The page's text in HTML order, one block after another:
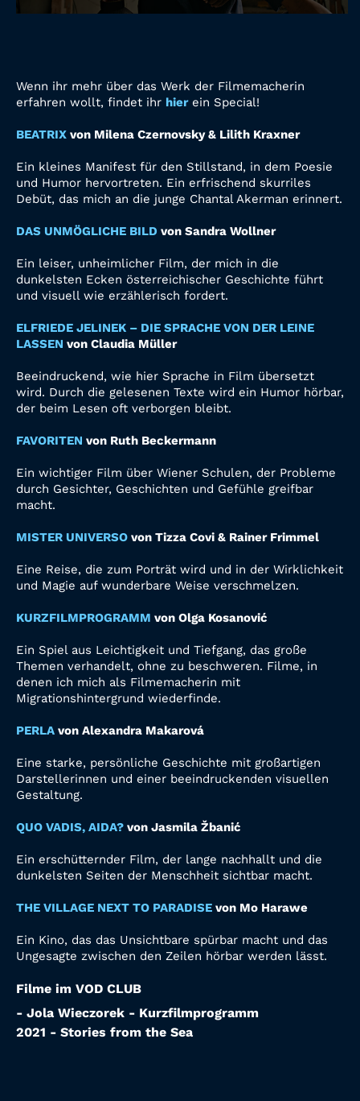
Wenn ihr mehr über das Werk der Filmemacherin
erfahren wollt, findet ihr hierein Special!
BEATRIX von Milena Czernovsky & Lilith Kraxner
Ein kleines Manifest für den Stillstand, in dem Poesie
und Humor hervortreten. Ein erfrischend skurriles
Debüt, das mich an die junge Chantal Akerman erinnert.
DAS UNMÖGLICHE BILD von Sandra Wollner
Ein leiser, unheimlicher Film, der mich in die
dunkelsten Ecken österreichischer Geschichte führt
und visuell wie erzählerisch fordert.
ELFRIEDE JELINEK – DIE SPRACHE VON DER LEINE
LASSEN von Claudia Müller
Beeindruckend, wie hier Sprache in Film übersetzt
wird. Durch die gelesenen Texte wird ein Humor hörbar,
der beim Lesen oft verborgen bleibt.
FAVORITEN von Ruth Beckermann
Ein wichtiger Film über Wiener Schulen, der Probleme
durch Gesichter, Geschichten und Gefühle greifbar
macht.
MISTER UNIVERSO von Tizza Covi & Rainer Frimmel
Eine Reise, die zum Porträt wird und in der Wirklichkeit
und Magie auf wunderbare Weise verschmelzen.
KURZFILMPROGRAMM von Olga Kosanović
Ein Spiel aus Leichtigkeit und Tiefgang, das große
Themen verhandelt, ohne zu beschweren. Filme, in
denen ich mich als Filmemacherin mit
Migrationshintergrund wiederfinde.
PERLA von Alexandra Makarová
Eine starke, persönliche Geschichte mit großartigen
Darstellerinnen und einer beeindruckenden visuellen
Gestaltung.
QUO VADIS, AIDA? von Jasmila Žbanić
Ein erschütternder Film, der lange nachhallt und die
dunkelsten Seiten der Menschheit sichtbar macht.
THE VILLAGE NEXT TO PARADISE von Mo Harawe
Ein Kino, das das Unsichtbare spürbar macht und das
Ungesagte zwischen den Zeilen hörbar werden lässt.
Filme im VOD CLUB
- Jola Wieczorek - Kurzfilmprogramm
2021 - Stories from the Sea